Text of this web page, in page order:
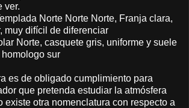
ver.
Norte Norte Norte, Franja clara,
muy difícil de diferenciar
Norte, casquete gris, uniforme y suele
sur
es de obligado cumplimiento para
que pretenda estudiar la atmósfera
existe otra nomenclatura con respecto a